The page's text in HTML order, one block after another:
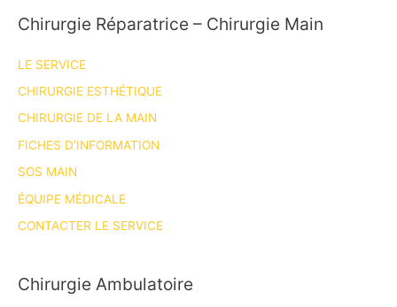
Chirurgie Réparatrice – Chirurgie Main
LE SERVICE
CHIRURGIE ESTHÉTIQUE
CHIRURGIE DE LA MAIN
FICHES D’INFORMATION
SOS MAIN
ÉQUIPE MÉDICALE
CONTACTER LE SERVICE
Chirurgie Ambulatoire